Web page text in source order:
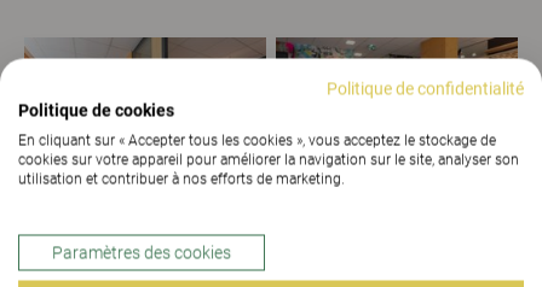
Politique de confidentialité
Politique de cookies
En cliquant sur « Accepter tous les cookies », vous acceptez le stockage de
cookies sur votre appareil pour améliorer la navigation sur le site, analyser son
utilisation et contribuer à nos efforts de marketing.
Paramètres des cookies